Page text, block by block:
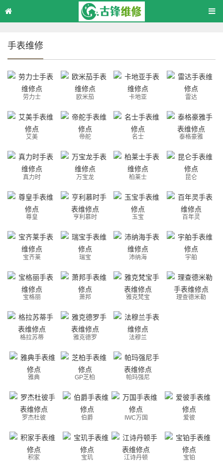
手表维修
劳力士 欧米茄 卡地亚 雷达
艾美 帝舵 名士 泰格豪雅
真力时 万宝龙 柏莱士 昆仑
尊皇 亨利慕时 玉宝 百年灵
宝齐莱 瑞宝 沛纳海 宇舶
宝格丽 萧邦 雅克梵宝 理查德米勒
格拉苏蒂 雅克德罗 法穆兰
雅典 GP芝柏 帕玛强尼
罗杰杜彼 伯爵 IWC万国 爱彼
积家 宝玑 江诗丹顿 宝铂